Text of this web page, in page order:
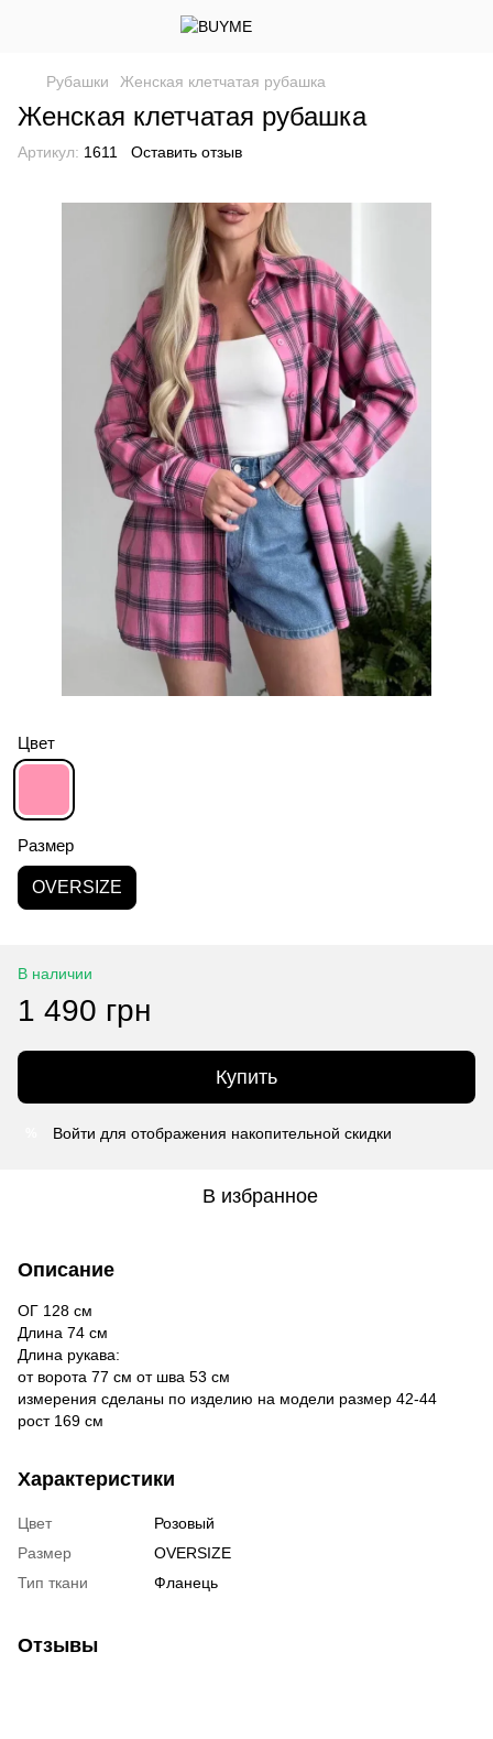
Рубашки Женская клетчатая рубашка
Женская клетчатая рубашка
Артикул: 1611 Оставить отзыв
Цвет
Размер
OVERSIZE
В наличии
1 490 грн
Купить
Войти для отображения накопительной скидки
В избранное
Описание
ОГ 128 см
Длина 74 см
Длина рукава:
от ворота 77 см от шва 53 см
измерения сделаны по изделию на модели размер 42-44
рост 169 см
Характеристики
Цвет
Розовый
Размер
OVERSIZE
Тип ткани
Фланець
Отзывы